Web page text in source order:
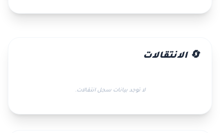
🔄 الانتقالات
لا توجد بيانات سجل انتقالات.